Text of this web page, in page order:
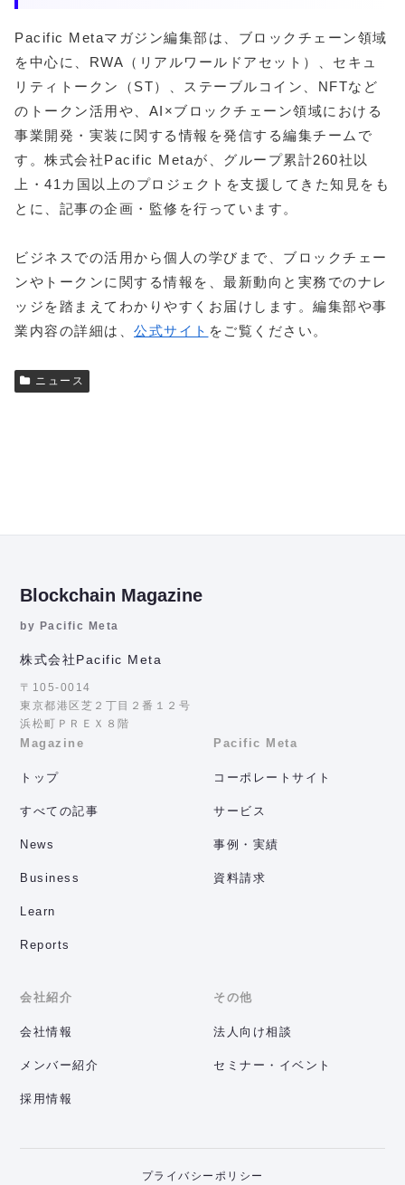
Pacific Metaマガジン編集部は、ブロックチェーン領域
を中心に、RWA（リアルワールドアセット）、セキュ
リティトークン（ST）、ステーブルコイン、NFTなど
のトークン活用や、AI×ブロックチェーン領域における
事業開発・実装に関する情報を発信する編集チームで
す。株式会社Pacific Metaが、グループ累計260社以
上・41カ国以上のプロジェクトを支援してきた知見をも
とに、記事の企画・監修を行っています。
ビジネスでの活用から個人の学びまで、ブロックチェー
ンやトークンに関する情報を、最新動向と実務でのナレ
ッジを踏まえてわかりやすくお届けします。編集部や事
業内容の詳細は、 公式サイト をご覧ください。
ニュース
Blockchain Magazine
by Pacific Meta
株式会社Pacific Meta
〒105-0014
東京都港区芝２丁目２番１２号
浜松町ＰＲＥＸ８階
Magazine
トップ
すべての記事
News
Business
Learn
Reports
Pacific Meta
コーポレートサイト
サービス
事例・実績
資料請求
会社紹介
会社情報
メンバー紹介
採用情報
その他
法人向け相談
セミナー・イベント
プライバシーポリシー